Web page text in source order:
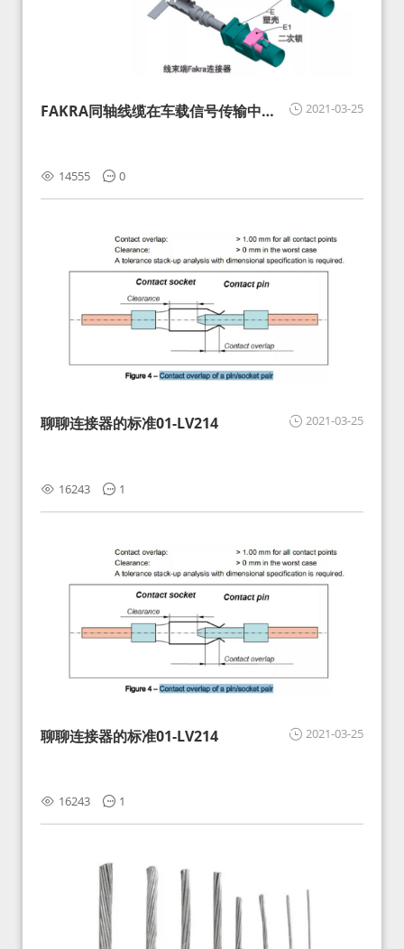
2021-03-25
FAKRA同轴线缆在车载信号传输中的
14555 0
2021-03-25
聊聊连接器的标准01-LV214
16243 1
2021-03-25
聊聊连接器的标准01-LV214
16243 1